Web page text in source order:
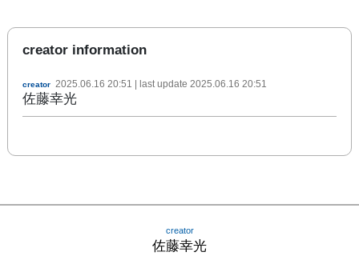
creator information
creator 2025.06.16 20:51 | last update 2025.06.16 20:51
佐藤幸光
creator
佐藤幸光